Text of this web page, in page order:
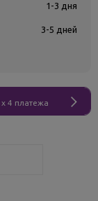
1-3 дня
3-5 дней
x 4 платежа